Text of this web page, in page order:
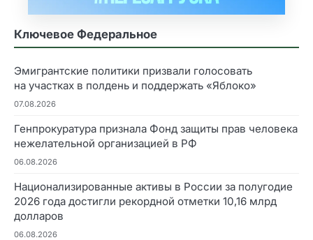
Ключевое Федеральное
Эмигрантские политики призвали голосовать
на участках в полдень и поддержать «Яблоко»
07.08.2026
Генпрокуратура признала Фонд защиты прав человека
нежелательной организацией в РФ
06.08.2026
Национализированные активы в России за полугодие
2026 года достигли рекордной отметки 10,16 млрд
долларов
06.08.2026